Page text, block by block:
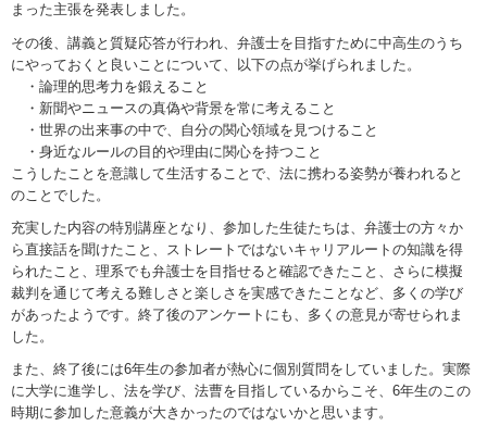
まった主張を発表しました。
その後、講義と質疑応答が行われ、弁護士を目指すために中高生のうち
にやっておくと良いことについて、以下の点が挙げられました。
・論理的思考力を鍛えること
・新聞やニュースの真偽や背景を常に考えること
・世界の出来事の中で、自分の関心領域を見つけること
・身近なルールの目的や理由に関心を持つこと
こうしたことを意識して生活することで、法に携わる姿勢が養われると
のことでした。
充実した内容の特別講座となり、参加した生徒たちは、弁護士の方々か
ら直接話を聞けたこと、ストレートではないキャリアルートの知識を得
られたこと、理系でも弁護士を目指せると確認できたこと、さらに模擬
裁判を通じて考える難しさと楽しさを実感できたことなど、多くの学び
があったようです。終了後のアンケートにも、多くの意見が寄せられま
した。
また、終了後には6年生の参加者が熱心に個別質問をしていました。実際
に大学に進学し、法を学び、法曹を目指しているからこそ、6年生のこの
時期に参加した意義が大きかったのではないかと思います。